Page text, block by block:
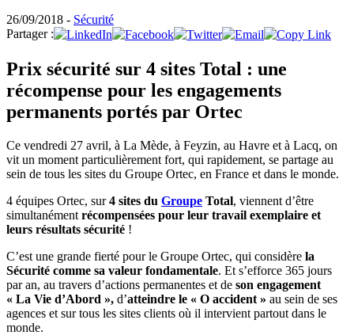
26/09/2018 - Sécurité
Partager :
Prix sécurité sur 4 sites Total : une
récompense pour les engagements
permanents portés par Ortec
Ce vendredi 27 avril, à La Mède, à Feyzin, au Havre et à Lacq, on
vit un moment particulièrement fort, qui rapidement, se partage au
sein de tous les sites du Groupe Ortec, en France et dans le monde.
4 équipes Ortec, sur4 sites du Groupe Total, viennent d’être
simultanément récompensées pour leur travail exemplaire et
leurs résultats sécurité !
C’est une grande fierté pour le Groupe Ortec, qui considère la
Sécurité comme sa valeur fondamentale. Et s’efforce 365 jours
par an, au travers d’actions permanentes et de son engagement
« La Vie d’Abord », d’atteindre le « O accident » au sein de ses
agences et sur tous les sites clients où il intervient partout dans le
monde.